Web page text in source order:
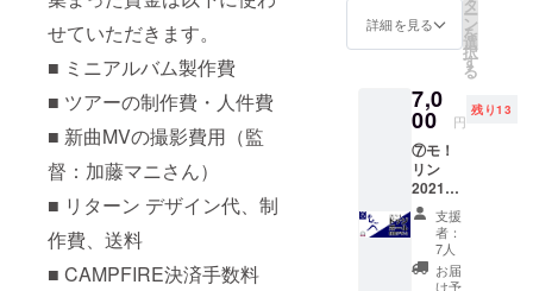
せていただきます。
■ ミニアルバム製作費
■ ツアーの制作費・人件費
■ 新曲MVの撮影費用（監
督：加藤マニさん）
■ リターン デザイン代、制
作費、送料
■ CAMPFIRE決済手数料
方はお
手数で
すが
ジット
不要」
と記載
くださ
い。記
載ない
場合
は、お
申し込
み時の
お名前
み時の
お名前
ジット
させて
頂きま
す。
めご了
承くだ
のお願
い-- ※備
考欄に
クレ
ジット
で載せ
る名前
を入れ
てくだ
さい。
クレ
ジット
手数で
すが
「クレ
ジット
不要」
と記載
くださ
い。記
載ない
場合
はござ
いませ
10月以
降を予
定して
いま
す。 ※
画像
データ
はメー
ルでお
送りし
に付き
付を
持って
なりま
す。万
が一、
ツアー
が延
期、中
止等、
ンディ
ング限
オル ・
メン
バーも
参加す
るチー
ム対抗
「バ
レー
ボール
大会」
の観覧
詳細を見る
タ
ー
ン
を
選
択
す
る
7,0
00 円
残り13
⑦モ！
リン
2021
コー
ス：
ドッジ
ボール
大会
支援
者：
7人
お届
け予